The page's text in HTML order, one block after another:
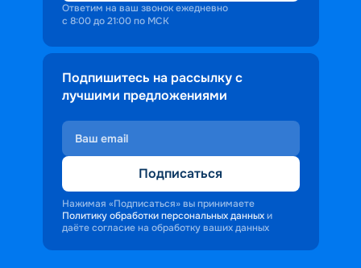
Ответим на ваш звонок ежедневно
с 8:00 до 21:00 по МСК
Подпишитесь на рассылку с
лучшими предложениями
Подписаться
Нажимая «Подписаться» вы принимаете
Политику обработки персональных данных и
даёте согласие на обработку ваших данных